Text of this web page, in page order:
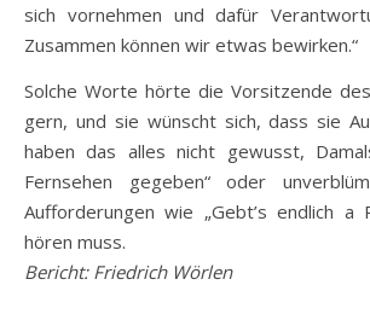
sich vornehmen und dafür
Zusammen können wir etwas bewirken.“
Solche Worte hörte die Vorsitzende
gern, und sie wünscht sich, dass sie
haben das alles nicht gewusst,
Fernsehen gegeben“ oder
Aufforderungen wie „Gebt’s endlich a
hören muss.
Bericht: Friedrich Wörlen